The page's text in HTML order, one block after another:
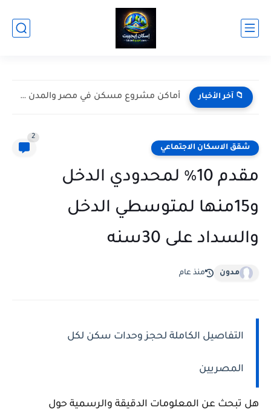
📁 آخر الأخبار أماكن مشروع مسكن في مصر والمدن الجديدة التي ظهرت بها...
شقق الاسكان الاجتماعي
2
مقدم 10٪ لمحدودي الدخل
و15منها لمتوسطي الدخل
والسداد على 30سنه
مدون منذ عام
التفاصيل الكاملة لحجز وحدات سكن لكل
المصريين
هل تبحث عن المعلومات الدقيقة والرسمية حول